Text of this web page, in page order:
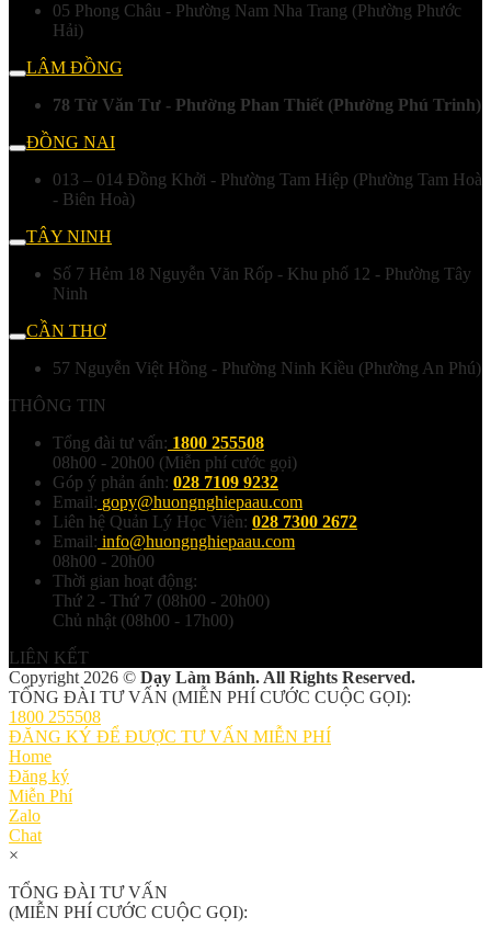
05 Phong Châu - Phường Nam Nha Trang (Phường Phước
Hải)
LÂM ĐỒNG
78 Từ Văn Tư - Phường Phan Thiết (Phường Phú Trinh)
ĐỒNG NAI
013 – 014 Đồng Khởi - Phường Tam Hiệp (Phường Tam Hoà
- Biên Hoà)
TÂY NINH
Số 7 Hẻm 18 Nguyễn Văn Rốp - Khu phố 12 - Phường Tây
Ninh
CẦN THƠ
57 Nguyễn Việt Hồng - Phường Ninh Kiều (Phường An Phú)
THÔNG TIN
Tổng đài tư vấn: 1800 255508
08h00 - 20h00 (Miễn phí cước gọi)
Góp ý phản ánh: 028 7109 9232
Email: gopy@huongnghiepaau.com
Liên hệ Quản Lý Học Viên: 028 7300 2672
Email: info@huongnghiepaau.com
08h00 - 20h00
Thời gian hoạt động:
Thứ 2 - Thứ 7 (08h00 - 20h00)
Chủ nhật (08h00 - 17h00)
LIÊN KẾT
Copyright 2026 © Dạy Làm Bánh. All Rights Reserved.
TỔNG ĐÀI TƯ VẤN (MIỄN PHÍ CƯỚC CUỘC GỌI):
1800 255508
ĐĂNG KÝ ĐỂ ĐƯỢC TƯ VẤN MIỄN PHÍ
Home
Đăng ký
Miễn Phí
Zalo
Chat
×
TỔNG ĐÀI TƯ VẤN
(MIỄN PHÍ CƯỚC CUỘC GỌI):